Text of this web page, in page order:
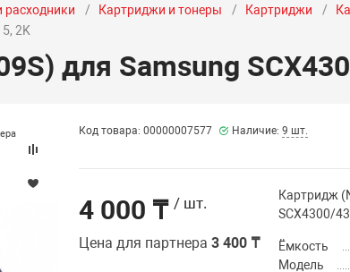
расходники Картриджи и тонеры Картриджи
2K
для Samsung
Код товара: 00000007577 Наличие: 9 шт.
4 000 ₸ / шт.
Цена для партнера3 400 ₸
Картридж
SCX4300/
Ёмкость
Модель